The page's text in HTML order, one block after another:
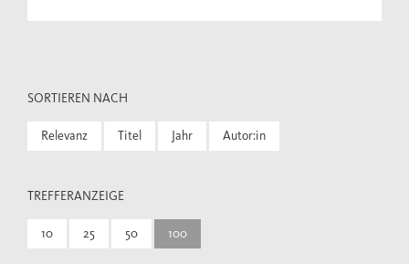
SORTIEREN NACH
Relevanz Titel Jahr Autor:in
TREFFERANZEIGE
10 25 50 100